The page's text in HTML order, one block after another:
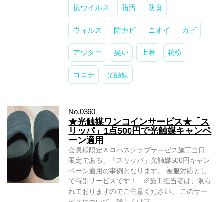
抗ウイルス
防汚 防臭
ウィルス 防カビ ニオイ カビ
アウター 臭い 上着 花粉
コロナ 光触媒
No.0360
★光触媒ワンコインサービス★「ス
リッパ」1点500円で光触媒キャンペ
ーン適用
会員様限定＆ロハスクラブサービス施工当日
限定である、「スリッパ」光触媒500円キャン
ペーン適用の事例となります。 被服対応とし
て特別サービスです！ ※施工担当者は、限ら
れておりますのでご注意ください。 このサー